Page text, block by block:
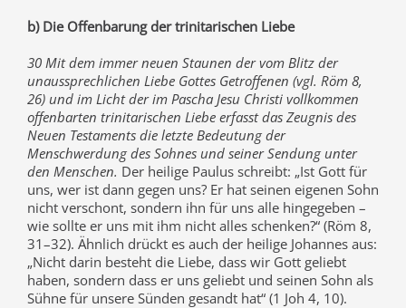
b) Die Offenbarung der trinitarischen Liebe
30 Mit dem immer neuen Staunen der vom Blitz der
unaussprechlichen Liebe Gottes Getroffenen (vgl. Röm 8,
26) und im Licht der im Pascha Jesu Christi vollkommen
offenbarten trinitarischen Liebe erfasst das Zeugnis des
Neuen Testaments die letzte Bedeutung der
Menschwerdung des Sohnes und seiner Sendung unter
den Menschen. Der heilige Paulus schreibt: „Ist Gott für
uns, wer ist dann gegen uns? Er hat seinen eigenen Sohn
nicht verschont, sondern ihn für uns alle hingegeben –
wie sollte er uns mit ihm nicht alles schenken?“ (Röm 8,
31–32). Ähnlich drückt es auch der heilige Johannes aus:
„Nicht darin besteht die Liebe, dass wir Gott geliebt
haben, sondern dass er uns geliebt und seinen Sohn als
Sühne für unsere Sünden gesandt hat“ (1 Joh 4, 10).